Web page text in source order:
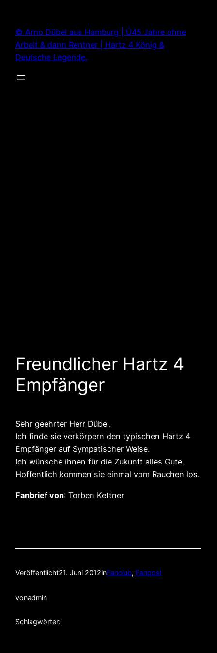
springen
© Arno Dübel aus Hamburg | Ü45 Jahre ohne
Arbeit & dann Rentner | Hartz 4 König &
Deutsche Legende.
Freundlicher Hartz 4
Empfänger
Sehr geehrter Herr Dübel.
Ich finde sie verkörpern den typischen Hartz 4
Empfänger auf Sympatischer Weise.
Ich wünsche ihnen für die Zukunft alles Gute.
Hoffentlich kommen sie einmal vom Rauchen los.
Fanbrief von: Torben Kettner
Veröffentlicht21. Juni 2012inFanclub, Fanpost
vonadmin
Schlagwörter: